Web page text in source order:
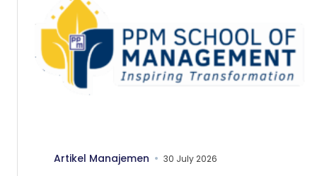
Artikel Manajemen 30 July 2026